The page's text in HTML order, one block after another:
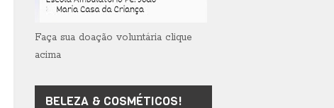
Faça sua doação voluntária clique
acima
BELEZA & COSMÉTICOS!